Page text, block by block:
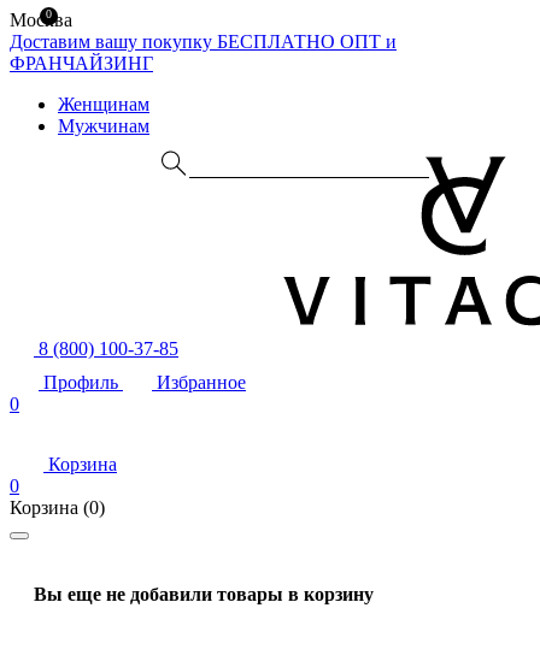
Москва
Доставим вашу покупку БЕСПЛАТНО ОПТ и
ФРАНЧАЙЗИНГ
Женщинам
Мужчинам
8 (800) 100-37-85
Профиль
Избранное
0
Корзина
0
Корзина (0)
Вы еще не добавили товары в корзину
0